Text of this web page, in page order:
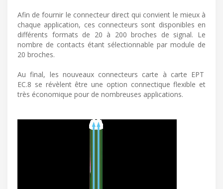
Afin de fournir le connecteur direct qui convient le mieux à
chaque application, ces connecteurs sont disponibles en
différents formats de 20 à 200 broches de signal. Le
nombre de contacts étant sélectionnable par module de
20 broches.
Au final, les nouveaux connecteurs carte à carte EPT
EC.8 se révèlent être une option connectique flexible et
très économique pour de nombreuses applications.